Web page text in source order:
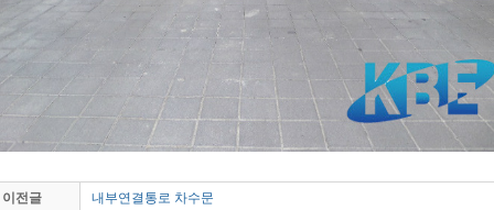
이전글 내부연결통로 차수문